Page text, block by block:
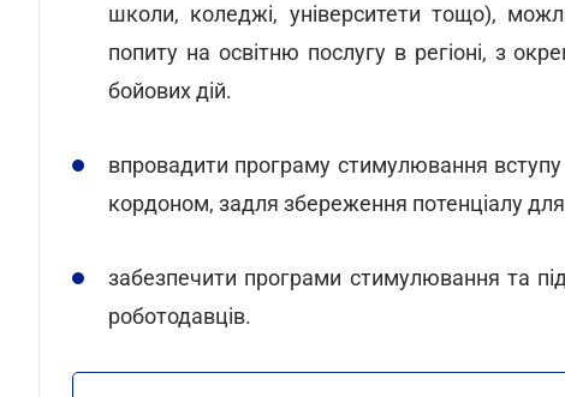
школи, коледжі, університети тощо),
попиту на освітню послугу в регіоні, з
бойових дій.
впровадити програму стимулювання вступу
кордоном, задля збереження потенціалу
забезпечити програми стимулювання та
роботодавців.